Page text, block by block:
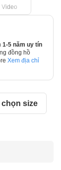
Video
1-5 năm uy tín
đồng hồ
Xem địa chỉ
size